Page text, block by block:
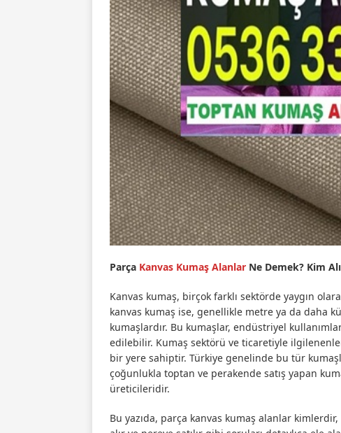
Parça Kanvas Kumaş Alanlar Ne Demek? Kim
Kanvas kumaş, birçok farklı sektörde yaygın
kanvas kumaş ise, genellikle metre ya da daha
kumaşlardır. Bu kumaşlar, endüstriyel
edilebilir. Kumaş sektörü ve ticaretiyle
bir yere sahiptir. Türkiye genelinde bu tür
çoğunlukla toptan ve perakende satış yapan
üreticileridir.
Bu yazıda, parça kanvas kumaş alanlar